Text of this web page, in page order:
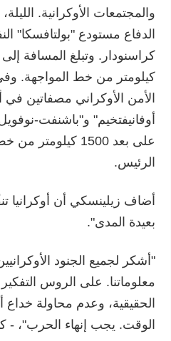
والمجتمعات الأوكرانية.
الدفاع مستودع "بولتافسكا"
كيلومتر من خط المواجهة.
الأمن الأوكراني مصفاتين
أوفانيفتخيم" و"باشنفت-
على بعد 1500
الرئيس.
أضاف زيلينسكي أن
بعيدة المدى".
"أشكر لجميع الجنود
معلوماتنا. على الروس
الحقيقية، وعدم محاولة
الوقت. يجب إنهاء الحرب"، -